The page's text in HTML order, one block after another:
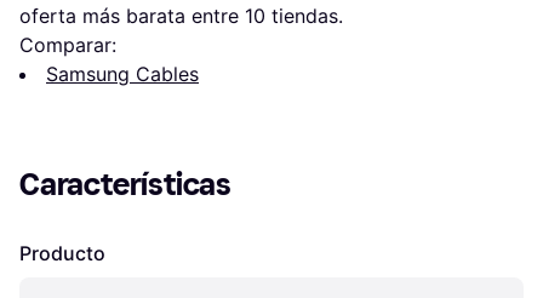
oferta más barata entre 10 tiendas.
Comparar:
Samsung Cables
Características
Producto